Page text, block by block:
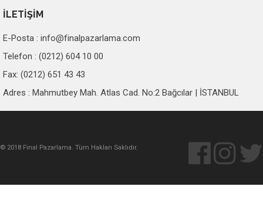
İLETİŞİM
E-Posta : info@finalpazarlama.com
Telefon : (0212) 604 10 00
Fax: (0212) 651 43 43
Adres : Mahmutbey Mah. Atlas Cad. No:2 Bağcılar | İSTANBUL
© 2018 Final Pazarlama. Tüm Hakları Saklıdır.